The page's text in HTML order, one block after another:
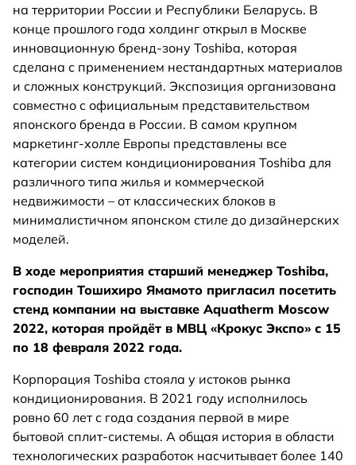
на территории России и Республики Беларусь. В
конце прошлого года холдинг открыл в Москве
инновационную бренд-зону Toshiba, которая
сделана с применением нестандартных материалов
и сложных конструкций. Экспозиция организована
совместно с официальным представительством
японского бренда в России. В самом крупном
маркетинг-холле Европы представлены все
категории систем кондиционирования Toshiba для
различного типа жилья и коммерческой
недвижимости – от классических блоков в
минималистичном японском стиле до дизайнерских
моделей.
В ходе мероприятия старший менеджер Toshiba,
господин Тошихиро Ямамото пригласил посетить
стенд компании на выставке Aquatherm Moscow
2022, которая пройдёт в МВЦ «Крокус Экспо» с 15
по 18 февраля 2022 года.
Корпорация Toshiba стояла у истоков рынка
кондиционирования. В 2021 году исполнилось
ровно 60 лет с года создания первой в мире
бытовой сплит-системы. А общая история в области
технологических разработок насчитывает более 140